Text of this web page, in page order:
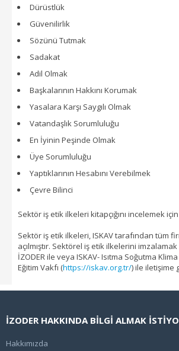
Dürüstlük
Güvenilirlik
Sözünü Tutmak
Sadakat
Adil Olmak
Başkalarının Hakkını Korumak
Yasalara Karşı Saygılı Olmak
Vatandaşlık Sorumluluğu
En İyinin Peşinde Olmak
Üye Sorumluluğu
Yaptıklarının Hesabını Verebilmek
Çevre Bilinci
Sektör iş etik ilkeleri kitapçığını incelemek için
Sektör iş etik ilkeleri, ISKAV tarafından tüm
açılmıştır. Sektörel iş etik ilkelerini
İZODER ile veya ISKAV- Isıtma Soğutma
Eğitim Vakfı (https://iskav.org.tr/) ile iletişime
İZODER HAKKINDA BİLGİ ALMAK
Hakkımızda